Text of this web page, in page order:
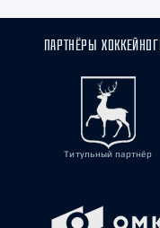
ПАРТНЁРЫ
Титульный партнёр